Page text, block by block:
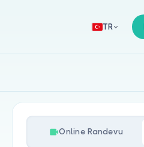
TR
Online Randevu